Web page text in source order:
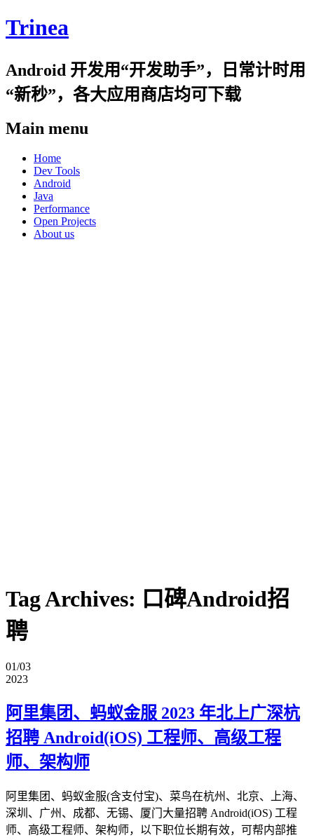
Trinea
Android 开发用“开发助手”，日常计时用
“新秒”，各大应用商店均可下载
Main menu
Skip
content
Home
Dev Tools
Android
Java
Performance
Open Projects
About us
Tag Archives: 口碑Android招
聘
01/03
2023
阿里集团、蚂蚁金服 2023 年北上广深杭
招聘 Android(iOS) 工程师、高级工程
师、架构师
阿里集团、蚂蚁金服(含支付宝)、菜鸟在杭州、北京、上海、
深圳、广州、成都、无锡、厦门大量招聘 Android(iOS) 工程
师、高级工程师、架构师，以下职位长期有效，可帮内部推